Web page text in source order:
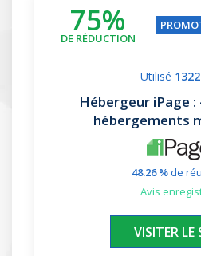
75%
DE RÉDUCTION
Utilisé
Hébergeur iPage :
hébergements
48.26 %de
avis
VISITER LE